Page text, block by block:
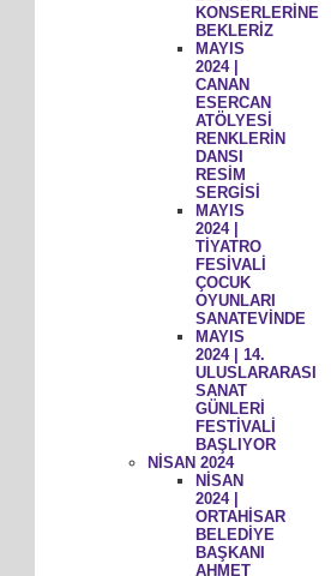
KONSERLERİNE
BEKLERİZ
MAYIS
2024 |
CANAN
ESERCAN
ATÖLYESİ
RENKLERİN
DANSI
RESİM
SERGİSİ
MAYIS
2024 |
TİYATRO
FESİVALİ
ÇOCUK
OYUNLARI
SANATEVİNDE
MAYIS
2024 | 14.
ULUSLARARASI
SANAT
GÜNLERİ
FESTİVALİ
BAŞLIYOR
NİSAN 2024
NİSAN
2024 |
ORTAHİSAR
BELEDİYE
BAŞKANI
AHMET